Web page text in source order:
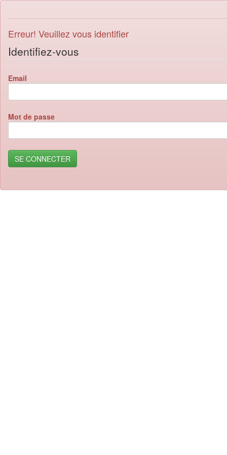
Erreur! Veuillez vous identifier
Identifiez-vous
Email
Mot de passe
SE CONNECTER